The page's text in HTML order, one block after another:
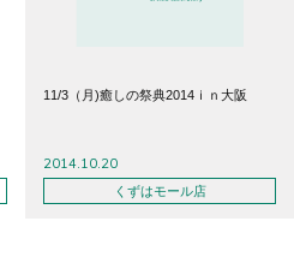
11/3（月)癒しの祭典2014ｉｎ大阪
2014.10.20
くずはモール店